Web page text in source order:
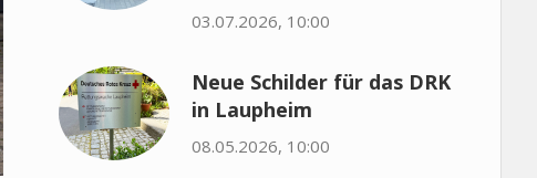
03.07.2026, 10:00
Neue Schilder für das DRK
in Laupheim
08.05.2026, 10:00